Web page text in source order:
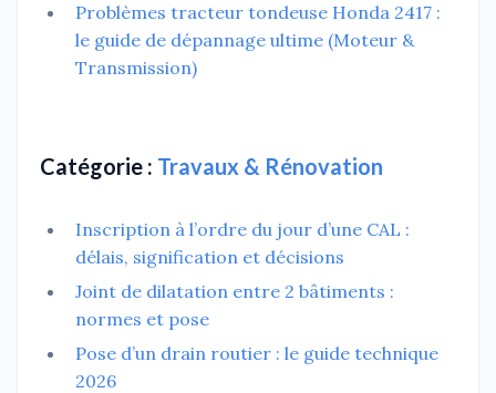
Problèmes tracteur tondeuse Honda 2417 :
le guide de dépannage ultime (Moteur &
Transmission)
Catégorie : Travaux & Rénovation
Inscription à l’ordre du jour d’une CAL :
délais, signification et décisions
Joint de dilatation entre 2 bâtiments :
normes et pose
Pose d’un drain routier : le guide technique
2026